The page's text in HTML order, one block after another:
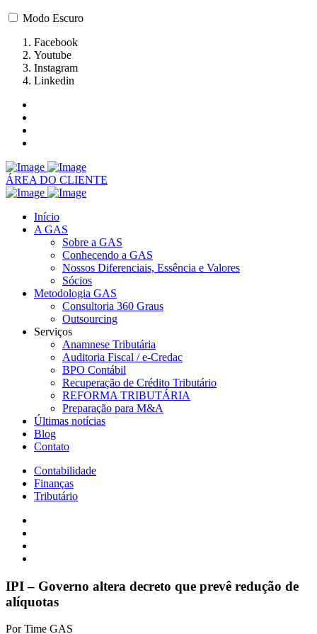
Modo Escuro
Facebook
Youtube
Instagram
Linkedin
ÁREA DO CLIENTE
Início
A GAS
Sobre a GAS
Conhecendo a GAS
Nossos Diferenciais, Essência e Valores
Sócios
Metodologia GAS
Consultoria 360 Graus
Outsourcing
Serviços
Anamnese Tributária
Auditoria Fiscal / e-Credac
BPO Contábil
Recuperação de Crédito Tributário
REFORMA TRIBUTÁRIA
Preparação para M&A
Últimas notícias
Blog
Contato
Contabilidade
Finanças
Tributário
IPI – Governo altera decreto que prevê redução de
alíquotas
PorTime GAS